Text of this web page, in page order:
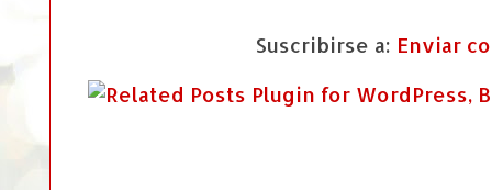
Suscribirse a: Enviar